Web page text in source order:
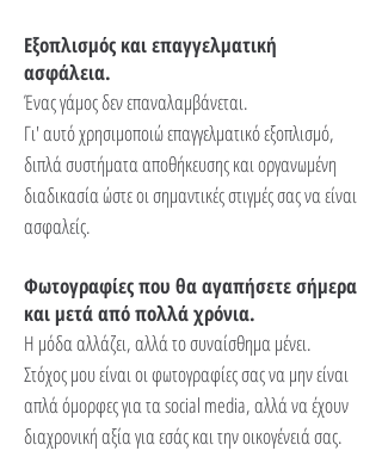
Εξοπλισμός και επαγγελματική
ασφάλεια.
Ένας γάμος δεν επαναλαμβάνεται.
Γι' αυτό χρησιμοποιώ επαγγελματικό εξοπλισμό,
διπλά συστήματα αποθήκευσης και οργανωμένη
διαδικασία ώστε οι σημαντικές στιγμές σας να είναι
ασφαλείς.
Φωτογραφίες που θα αγαπήσετε σήμερα
και μετά από πολλά χρόνια.
Η μόδα αλλάζει, αλλά το συναίσθημα μένει.
Στόχος μου είναι οι φωτογραφίες σας να μην είναι
απλά όμορφες για τα social media, αλλά να έχουν
διαχρονική αξία για εσάς και την οικογένειά σας.